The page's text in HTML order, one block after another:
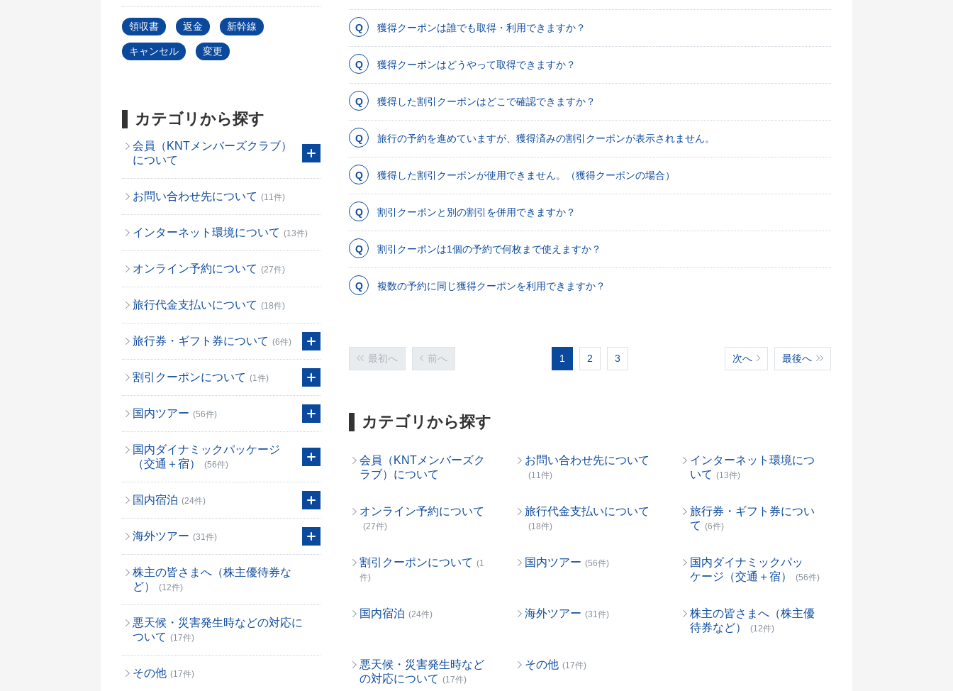
領収書 返金 新幹線
キャンセル 変更
カテゴリから探す
会員（KNTメンバーズクラブ）
について
お問い合わせ先について (11件)
インターネット環境について (13件)
オンライン予約について (27件)
旅行代金支払いについて (18件)
旅行券・ギフト券について (6件)
割引クーポンについて (1件)
国内ツアー (56件)
国内ダイナミックパッケージ
（交通＋宿）
(56件)
国内宿泊 (24件)
海外ツアー (31件)
株主の皆さまへ（株主優待券な
ど）
(12件)
悪天候・災害発生時などの対応に
ついて (17件)
その他 (17件)
獲得クーポンは誰でも取得・利用できますか？
獲得クーポンはどうやって取得できますか？
獲得した割引クーポンはどこで確認できますか？
旅行の予約を進めていますが、獲得済みの割引クーポンが表示されません。
獲得した割引クーポンが使用できません。（獲得クーポンの場合）
割引クーポンと別の割引を併用できますか？
割引クーポンは1個の予約で何枚まで使えますか？
複数の予約に同じ獲得クーポンを利用できますか？
最初へ 前へ 1 2 3 次へ 最後へ
カテゴリから探す
会員（KNTメンバーズク
ラブ）について
お問い合わせ先について
(11件)
インターネット環境につ
いて (13件)
オンライン予約について
(27件)
旅行代金支払いについて
(18件)
旅行券・ギフト券につい
て (6件)
割引クーポンについて (1
件)
国内ツアー (56件)
国内ダイナミックパッ
ケージ（交通＋宿）
(56件)
国内宿泊 (24件) 海外ツアー (31件)
株主の皆さまへ（株主優
待券など）
(12件)
悪天候・災害発生時など
の対応について (17件)
その他 (17件)